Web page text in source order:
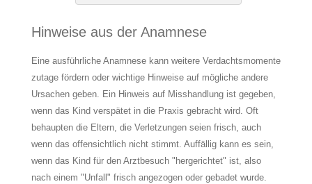
Hinweise aus der Anamnese
Eine ausführliche Anamnese kann weitere Verdachtsmomente
zutage fördern oder wichtige Hinweise auf mögliche andere
Ursachen geben. Ein Hinweis auf Misshandlung ist gegeben,
wenn das Kind verspätet in die Praxis gebracht wird. Oft
behaupten die Eltern, die Verletzungen seien frisch, auch
wenn das offensichtlich nicht stimmt. Auffällig kann es sein,
wenn das Kind für den Arztbesuch "hergerichtet" ist, also
nach einem "Unfall" frisch angezogen oder gebadet wurde.